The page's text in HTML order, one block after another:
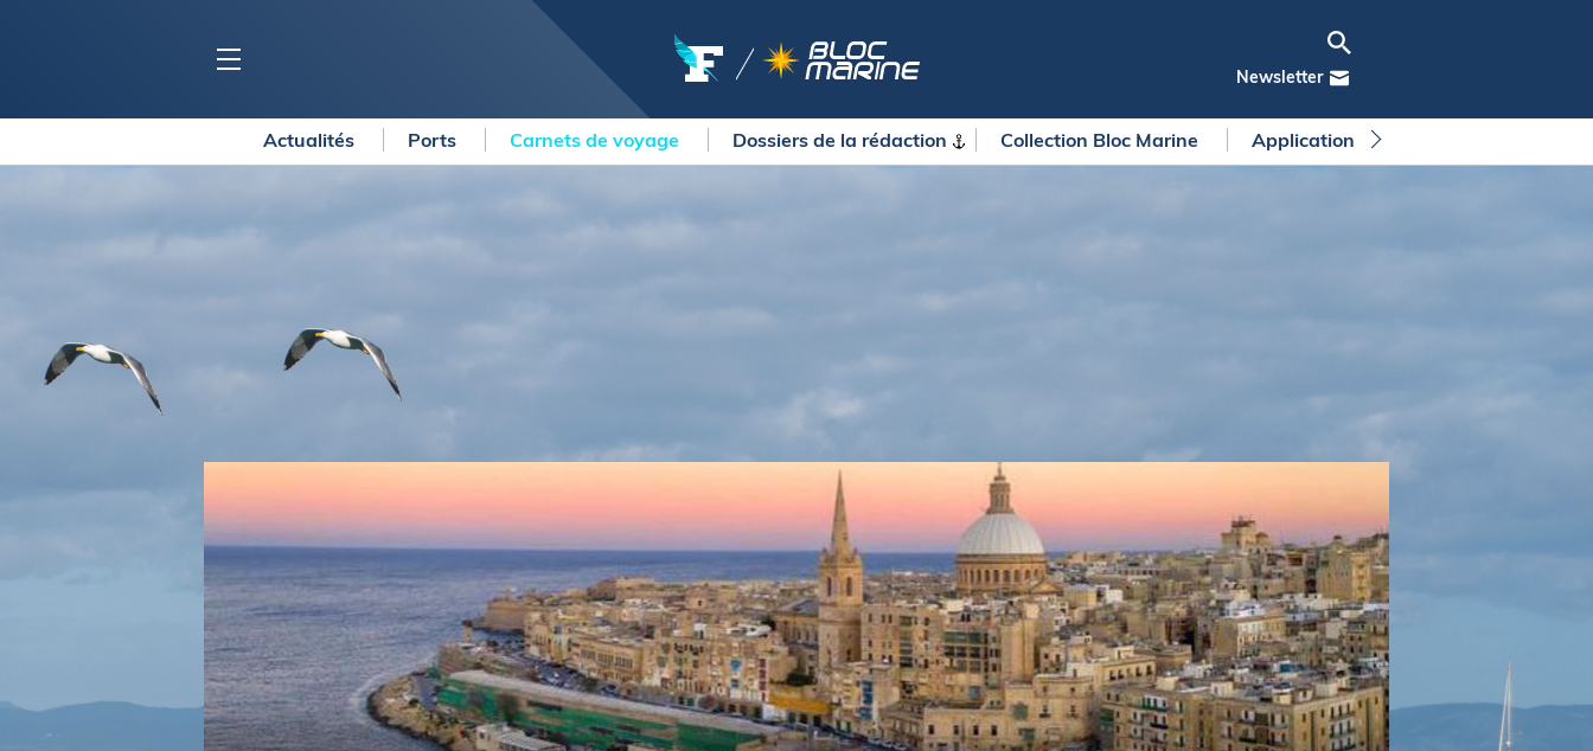
Newsletter
Collection Bloc Marine
Application Bloc Marine
Bateaux à moteur
Equipements
Economie
Yachting
LOISIRS
Pêche en mer
Plongée
Glisse
Culture nautique
SERVICES
La newsletter
METEO CONSULT Marine
Briefings
FLASH INFO
Actualités Ports Carnets de voyage Dossiers de la rédaction Collection Bloc Marine Application Bloc Marine